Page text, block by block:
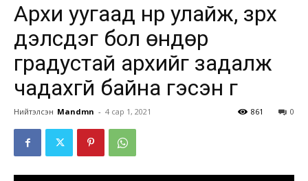
Архи уугаад нүүр улайж, зүрх
дэлсдэг бол өндөр
градустай архийг задалж
чадахгүй байна гэсэн үг
Нийтэлсэн Mandmn - 4 сар 1, 2021 0
861